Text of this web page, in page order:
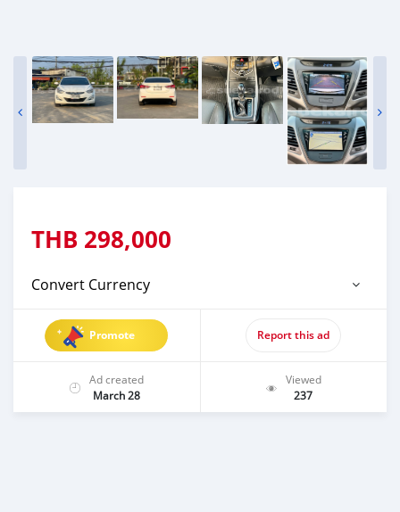
THB 298,000
Convert Currency
Promote Report this ad
Ad created
March 28
Viewed
237